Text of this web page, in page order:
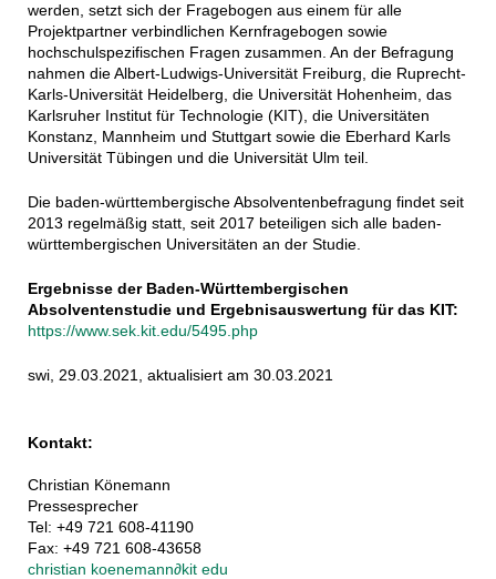
werden, setzt sich der Fragebogen aus einem für alle
Projektpartner verbindlichen Kernfragebogen sowie
hochschulspezifischen Fragen zusammen. An der Befragung
nahmen die Albert-Ludwigs-Universität Freiburg, die Ruprecht-
Karls-Universität Heidelberg, die Universität Hohenheim, das
Karlsruher Institut für Technologie (KIT), die Universitäten
Konstanz, Mannheim und Stuttgart sowie die Eberhard Karls
Universität Tübingen und die Universität Ulm teil.
Die baden-württembergische Absolventenbefragung findet seit
2013 regelmäßig statt, seit 2017 beteiligen sich alle baden-
württembergischen Universitäten an der Studie.
Ergebnisse der Baden-Württembergischen
Absolventenstudie und Ergebnisauswertung für das KIT:
https://www.sek.kit.edu/5495.php
swi, 29.03.2021, aktualisiert am 30.03.2021
Kontakt:
Christian Könemann
Pressesprecher
Tel: +49 721 608-41190
Fax: +49 721 608-43658
christian koenemann∂kit edu